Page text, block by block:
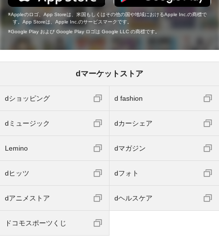
Appleのロゴ、App Storeは、米国もしくはその他の国や地域におけるApple Inc.の商標で
す。App Storeは、Apple Inc.のサービスマークです。
Google Play および Google Play ロゴは Google LLC の商標です。
dマーケットストア
dショッピング d fashion
dミュージック dカーシェア
Lemino dマガジン
dヒッツ dフォト
dアニメストア dヘルスケア
ドコモスポーツくじ